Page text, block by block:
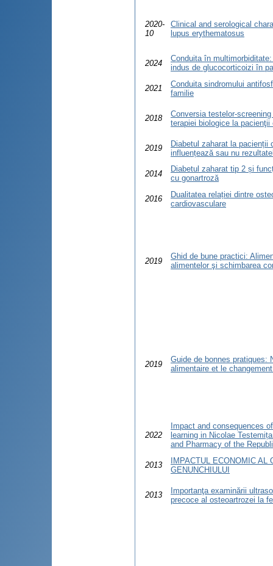
2020-
10
Clinical and serological
lupus erythematosus
2024
Conduita în
indus de glucocorticoizi în
2021
Conduita sindromului
familie
2018
Conversia testelor-
terapiei biologice la
2019
Diabetul zaharat la pacienții
influențează sau nu
2014
Diabetul zaharat tip 2 și
cu gonartroză
2016
Dualitatea relației dintre
cardiovasculare
2019
Ghid de bune practici:
alimentelor şi schimbarea
2019
Guide de bonnes pratiques:
alimentaire et le
2022
Impact and consequences
learning in Nicolae
and Pharmacy of the
2013
IMPACTUL ECONOMIC AL
GENUNCHIULUI
2013
Importanţa examinării
precoce al osteoartrozei la